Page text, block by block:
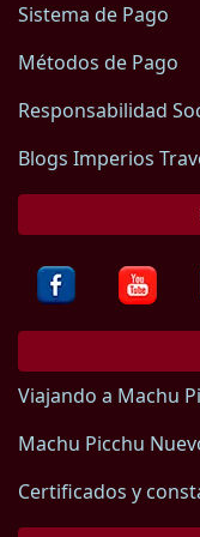
Sistema de Pago
Métodos de Pago
Responsabilidad
Blogs Imperios
Viajando a Machu
Machu Picchu
Certificados y